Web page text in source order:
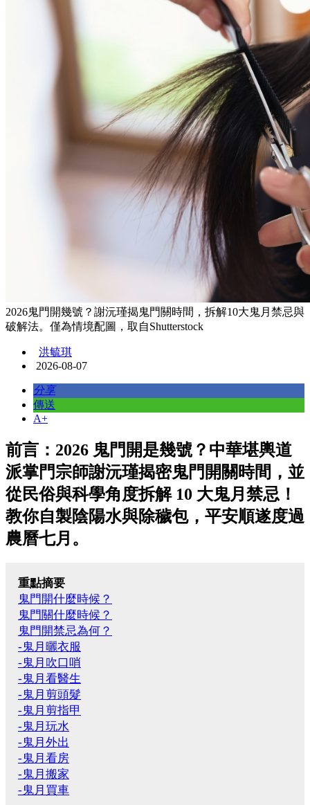
2026鬼門開幾號？謝沅瑾揭鬼門關時間，拆解10大鬼月禁忌與
破解法。僅為情境配圖，取自Shutterstock
洪毓琪
2026-08-07
分享
傳送
A+
前言：2026 鬼門開是幾號？中華堪輿道
派掌門宗師謝沅瑾揭密鬼門開關時間，並
從民俗與科學角度拆解 10 大鬼月禁忌！
教你自製陰陽水與除穢包，平安順遂度過
農曆七月。
重點摘要
鬼門開什麼時候？
鬼門關什麼時候？
鬼門開禁忌為何？
-鬼月曬衣服
-鬼月吹口哨
-鬼月看醫生
-鬼月剪頭髮
-鬼月剪指甲
-鬼月玩水
-鬼月外出
-鬼月看房
-鬼月搬家
-鬼月買車